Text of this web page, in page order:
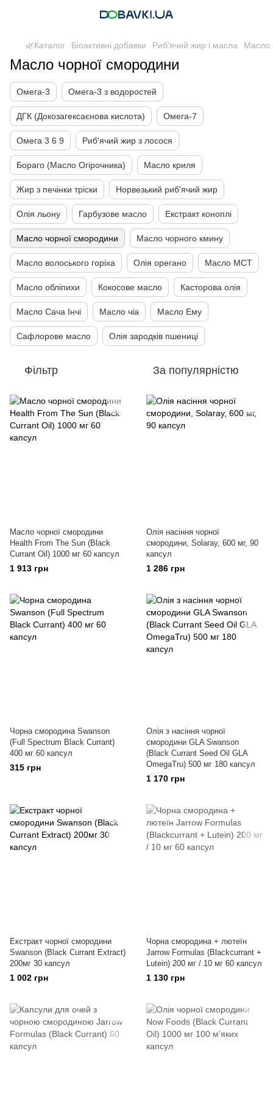
🌿Каталог Біоактивні добавки Риб'ячий жир і масла Масло
Масло чорної смородини
Омега-3 Омега-3 з водоростей
ДГК (Докозагексаєнова кислота) Омега-7
Омега 3 6 9 Риб'ячий жир з лосося
Бораго (Масло Огірочника) Масло криля
Жир з печінки тріски Норвезький риб'ячий жир
Олія льону Гарбузове масло Екстракт коноплі
Масло чорної смородини Масло чорного кмину
Масло волоського горіха Олія орегано Масло МСТ
Масло обліпихи Кокосове масло Касторова олія
Масло Сача Інчі Масло чіа Масло Ему
Сафлорове масло Олія зародків пшениці
Фільтр За популярністю
Масло чорної смородини
Health From The Sun (Black
Currant Oil) 1000 мг 60 капсул
1 913 грн
Олія насіння чорної
смородини, Solaray, 600 мг, 90
капсул
1 286 грн
Чорна смородина Swanson
(Full Spectrum Black Currant)
400 мг 60 капсул
315 грн
Олія з насіння чорної
смородини GLA Swanson
(Black Currant Seed Oil GLA
OmegaTru) 500 мг 180 капсул
1 170 грн
Екстракт чорної смородини
Swanson (Black Currant Extract)
200мг 30 капсул
1 002 грн
Чорна смородина + лютеїн
Jarrow Formulas (Blackcurrant +
Lutein) 200 мг / 10 мг 60 капсул
1 130 грн